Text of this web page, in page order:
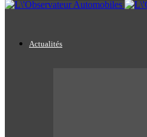
Actualités